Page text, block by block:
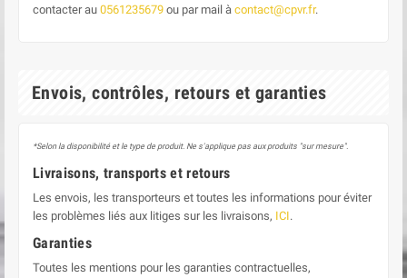
contacter au 0561235679 ou par mail à contact@cpvr.fr.
Envois, contrôles, retours et garanties
*Selon la disponibilité et le type de produit. Ne s'applique pas aux produits "sur mesure".
Livraisons, transports et retours
Les envois, les transporteurs et toutes les informations pour éviter
les problèmes liés aux litiges sur les livraisons, ICI.
Garanties
Toutes les mentions pour les garanties contractuelles,